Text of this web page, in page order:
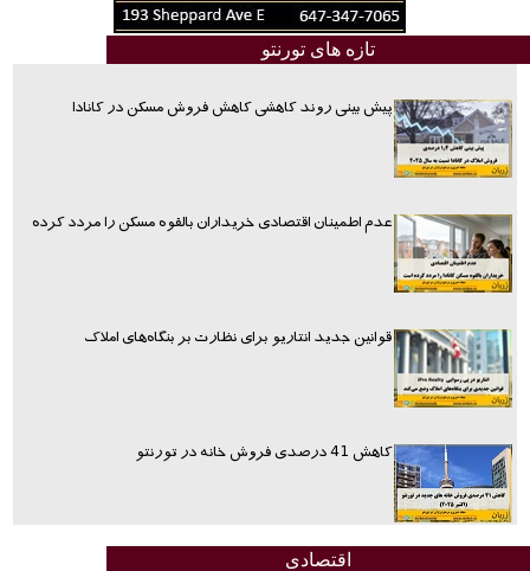
تازه های تورنتو
پیش بینی روند کاهشی کاهش فروش مسکن در کانادا
عدم اطمینان اقتصادی خریداران بالقوه مسکن را مردد کرده
قوانین جدید انتاریو برای نظارت بر بنگاه‌های املاک
کاهش 41 درصدی فروش خانه در تورنتو
اقتصادی